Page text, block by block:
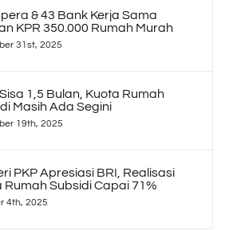
& 43 Bank Kerja Sama
KPR 350.000 Rumah Murah
31st, 2025
1,5 Bulan, Kuota Rumah
Masih Ada Segini
19th, 2025
PKP Apresiasi BRI, Realisasi
Rumah Subsidi Capai 71%
4th, 2025